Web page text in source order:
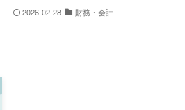
2026-02-28 財務・会計